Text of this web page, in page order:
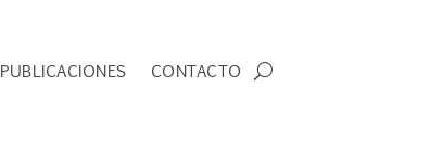
PUBLICACIONES CONTACTO